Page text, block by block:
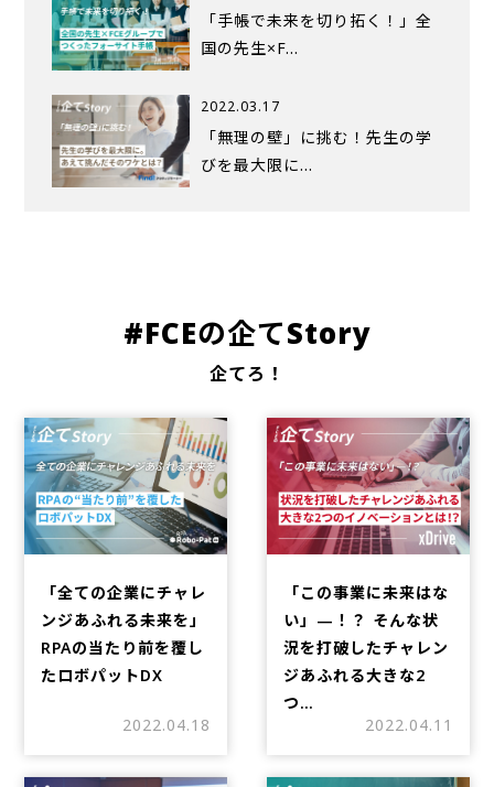
「手帳で未来を切り拓く！」全
国の先生×F…
2022.03.17
「無理の壁」に挑む！先生の学
びを最大限に…
#FCEの企てStory
企てろ！
「全ての企業にチャレ
ンジあふれる未来を」
RPAの当たり前を覆し
たロボパットDX
2022.04.18
「この事業に未来はな
い」—！？ そんな状
況を打破したチャレン
ジあふれる大きな2
つ…
2022.04.11